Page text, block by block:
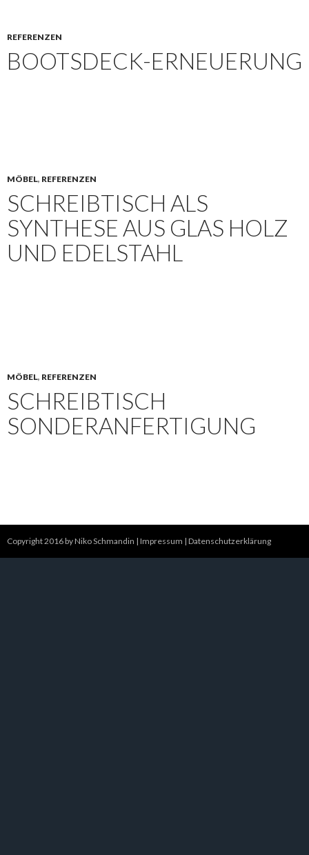
REFERENZEN
BOOTSDECK-ERNEUERUNG
MÖBEL, REFERENZEN
SCHREIBTISCH ALS
SYNTHESE AUS GLAS HOLZ
UND EDELSTAHL
MÖBEL, REFERENZEN
SCHREIBTISCH
SONDERANFERTIGUNG
Copyright 2016 by Niko Schmandin | Impressum | Datenschutzerklärung